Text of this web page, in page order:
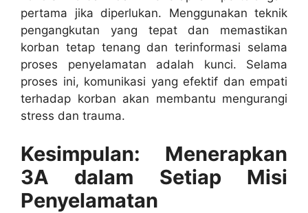
pertama jika diperlukan. Menggunakan teknik
pengangkutan yang tepat dan memastikan
korban tetap tenang dan terinformasi selama
proses penyelamatan adalah kunci. Selama
proses ini, komunikasi yang efektif dan empati
terhadap korban akan membantu mengurangi
stress dan trauma.
Kesimpulan: Menerapkan
3A dalam Setiap Misi
Penyelamatan